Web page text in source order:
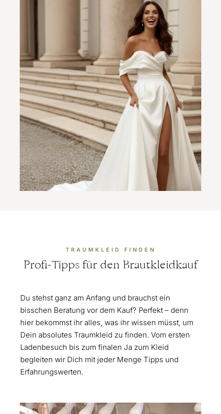
TRAUMKLEID FINDEN
Profi-Tipps für den Brautkleidkauf
Du stehst ganz am Anfang und brauchst ein
bisschen Beratung vor dem Kauf? Perfekt – denn
hier bekommst ihr alles, was ihr wissen müsst, um
Dein absolutes Traumkleid zu finden. Vom ersten
Ladenbesuch bis zum finalen Ja zum Kleid
begleiten wir Dich mit jeder Menge Tipps und
Erfahrungswerten.